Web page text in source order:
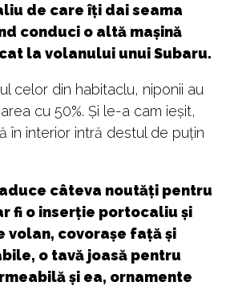
de care îți dai seama
conduci o altă mașină
la volanului unui Subaru.
celor din habitaclu, niponii au
cu 50%. Și le-a cam ieșit,
în interior intră destul de puțin
câteva noutăți pentru
fi o inserție portocaliu și
volan, covorașe față și
o tavă joasă pentru
și ea, ornamente